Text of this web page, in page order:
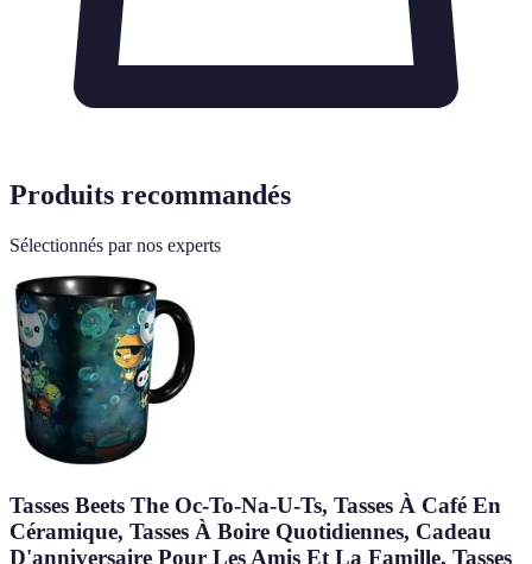
Produits recommandés
Sélectionnés par nos experts
Tasses Beets The Oc-To-Na-U-Ts, Tasses À Café En
Céramique, Tasses À Boire Quotidiennes, Cadeau
D'anniversaire Pour Les Amis Et La Famille, Tasses